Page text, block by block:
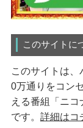
このサイトに
このサイトは、
0万通りをコン
える番組「ニ
です。 詳細はコ